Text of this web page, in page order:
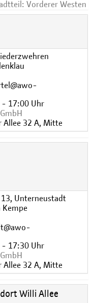
Vorderer Westen
- 17:00 Uhr
Allee 32 A, Mitte
13, Unterneustadt
Kempe
- 17:30 Uhr
Allee 32 A, Mitte
Willi Allee